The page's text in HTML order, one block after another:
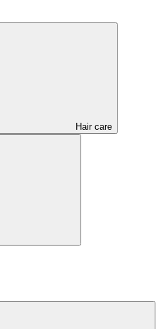
Hair care